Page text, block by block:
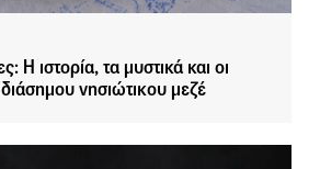
Η ιστορία, τα μυστικά και οι
νησιώτικου μεζέ